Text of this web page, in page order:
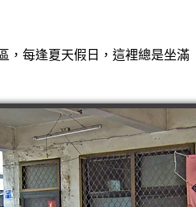
，每逢夏天假日，這裡總是坐滿